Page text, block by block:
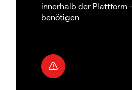
innerhalb der Plattform
benötigen